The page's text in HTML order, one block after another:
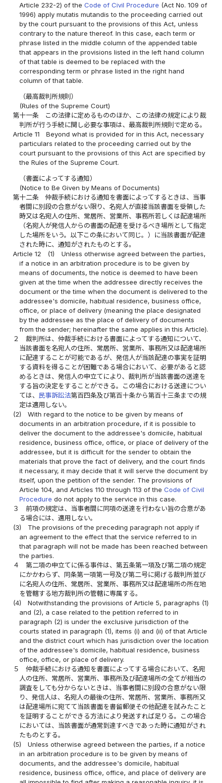
Article 232-2) of theCode of Civil Procedure (Act No. 109 of
1996) apply mutatis mutandis to the proceeding carried out
by the court pursuant to the provisions of this Act, unless
contrary to the nature thereof. In this case, each term or
phrase listed in the middle column of the appended table
that appears in the provisions listed in the left hand column
of that table is deemed to be replaced with the
corresponding term or phrase listed in the right hand
column of that table.
（最高裁判所規則）
(Rules of the Supreme Court)
第十一条
この法律に定めるもののほか、この法律の規定により裁
判所が行う手続に関し必要な事項は、最高裁判所規則で定める。
Article 11
Beyond what is provided for in this Act, necessary
particulars related to the proceeding carried out by the
court pursuant to the provisions of this Act are specified by
the Rules of the Supreme Court.
（書面によってする通知）
(Notice to Be Given by Means of Documents)
第十二条
仲裁手続における通知を書面によってするときは、当事
者間に別段の合意がない限り、名宛人が直接当該書面を受領した
時又は名宛人の住所、常居所、営業所、事務所若しくは配達場所
（名宛人が発信人からの書面の配達を受けるべき場所として指定
した場所をいう。以下この条において同じ。）に当該書面が配達
された時に、通知がされたものとする。
Article 12
(1)
Unless otherwise agreed between the parties,
if a notice in an arbitration procedure is to be given by
means of documents, the notice is deemed to have been
given at the time when the addressee directly receives the
document or the time when the document is delivered to the
addressee's domicile, habitual residence, business office,
office, or place of delivery (meaning the place designated
by the addressee as the place of delivery of documents
from the sender; hereinafter the same applies in this Article).
２
裁判所は、仲裁手続における書面によってする通知について、
当該書面を名宛人の住所、常居所、営業所、事務所又は配達場所
に配達することが可能であるが、発信人が当該配達の事実を証明
する資料を得ることが困難である場合において、必要があると認
めるときは、発信人の申立てにより、裁判所が当該書面の送達を
する旨の決定をすることができる。この場合における送達につい
ては、 民事訴訟法第百四条及び第百十条から第百十三条までの規
定は適用しない。
(2)
With regard to the notice to be given by means of
documents in an arbitration procedure, if it is possible to
deliver the document to the addressee's domicile, habitual
residence, business office, office, or place of delivery of the
addressee, but it is difficult for the sender to obtain the
materials that prove the fact of delivery, and the court finds
it necessary, it may decide that it will serve the document by
itself, upon the petition of the sender. The provisions of
Article 104, and Articles 110 through 113 of theCode of Civil
Procedure do not apply to the service in this case.
３
前項の規定は、当事者間に同項の送達を行わない旨の合意があ
る場合には、適用しない。
(3)
The provisions of the preceding paragraph not apply if
an agreement to the effect that the service referred to in
that paragraph will not be made has been reached between
the parties.
４
第二項の申立てに係る事件は、第五条第一項及び第二項の規定
にかかわらず、同条第一項第一号及び第二号に掲げる裁判所並び
に名宛人の住所、常居所、営業所、事務所又は配達場所の所在地
を管轄する地方裁判所の管轄に専属する。
(4)
Notwithstanding the provisions of Article 5, paragraphs (1)
and (2), a case related to the petition referred to in
paragraph (2) is under the exclusive jurisdiction of the
courts stated in paragraph (1), items (i) and (ii) of that Article
and the district court which has jurisdiction over the location
of the addressee's domicile, habitual residence, business
office, office, or place of delivery.
５
仲裁手続における通知を書面によってする場合において、名宛
人の住所、常居所、営業所、事務所及び配達場所の全てが相当の
調査をしても分からないときは、当事者間に別段の合意がない限
り、発信人は、名宛人の最後の住所、常居所、営業所、事務所又
は配達場所に宛てて当該書面を書留郵便その他配達を試みたこと
を証明することができる方法により発送すれば足りる。この場合
においては、当該書面が通常到達すべきであった時に通知がされ
たものとする。
(5)
Unless otherwise agreed between the parties, if a notice
in an arbitration procedure is to be given by means of
documents, and the addressee's domicile, habitual
residence, business office, office, and place of delivery are